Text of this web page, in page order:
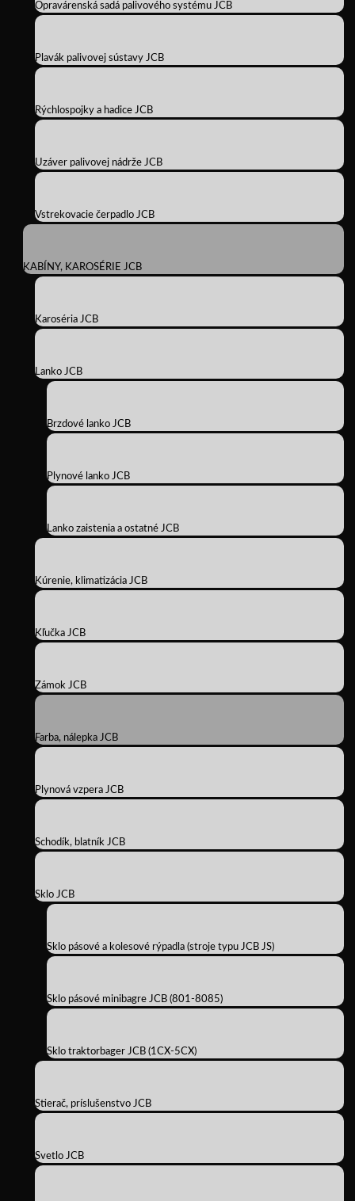
Opravárenská sadá palivového systému JCB
Plavák palivovej sústavy JCB
Rýchlospojky a hadice JCB
Uzáver palivovej nádrže JCB
Vstrekovacie čerpadlo JCB
KABÍNY, KAROSÉRIE JCB
Karoséria JCB
Lanko JCB
Brzdové lanko JCB
Plynové lanko JCB
Lanko zaistenia a ostatné JCB
Kúrenie, klimatizácia JCB
Kľučka JCB
Zámok JCB
Farba, nálepka JCB
Plynová vzpera JCB
Schodík, blatník JCB
Sklo JCB
Sklo pásové a kolesové rýpadla (stroje typu JCB JS)
Sklo pásové minibagre JCB (801-8085)
Sklo traktorbager JCB (1CX-5CX)
Stierač, príslušenstvo JCB
Svetlo JCB